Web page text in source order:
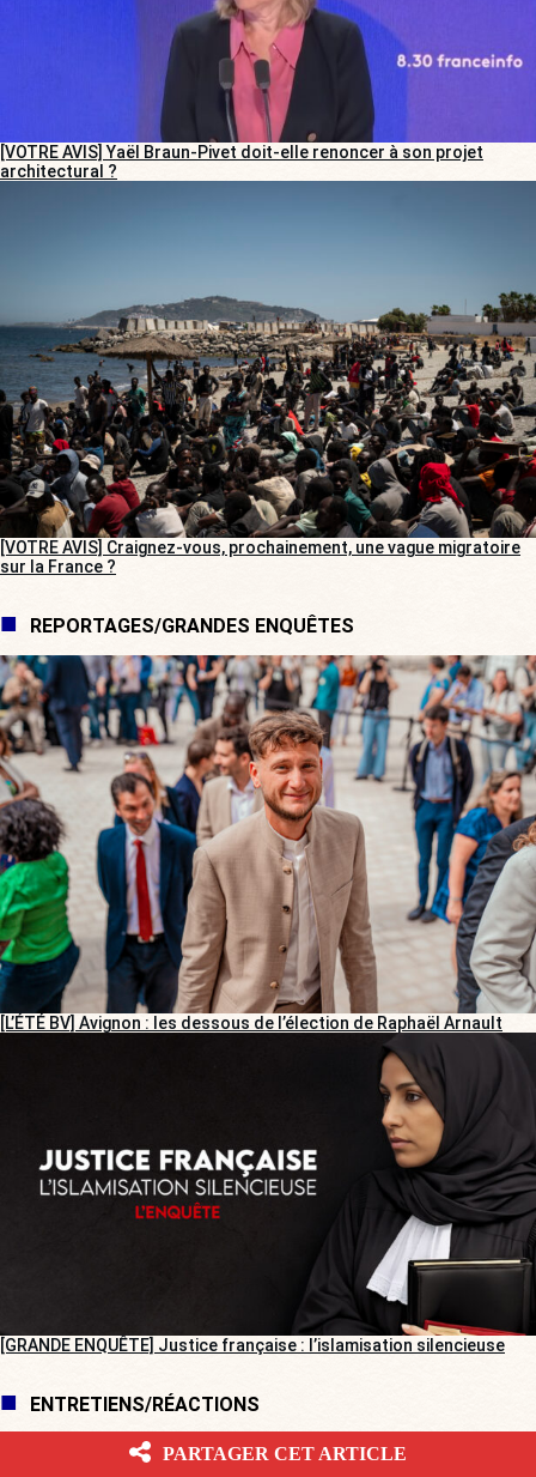
[VOTRE AVIS] Yaël Braun-Pivet doit-elle renoncer à son projet
architectural ?
[VOTRE AVIS] Craignez-vous, prochainement, une vague migratoire
sur la France ?
REPORTAGES/GRANDES ENQUÊTES
[L’ÉTÉ BV] Avignon : les dessous de l’élection de Raphaël Arnault
[GRANDE ENQUÊTE] Justice française : l’islamisation silencieuse
ENTRETIENS/RÉACTIONS
PARTAGER CET ARTICLE